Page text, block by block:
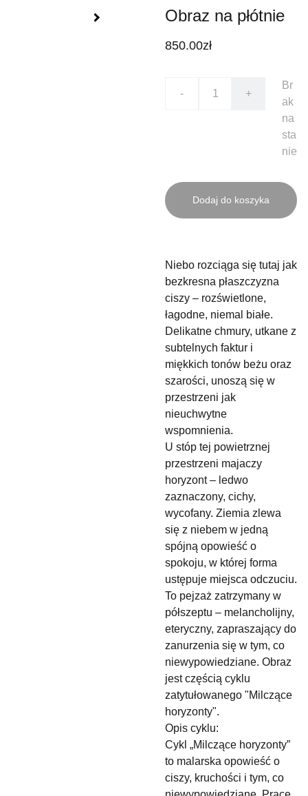
Obraz na płótnie
850.00zł
- +
Br
ak
na
sta
nie
Dodaj do koszyka
Niebo rozciąga się tutaj jak
bezkresna płaszczyzna
ciszy – rozświetlone,
łagodne, niemal białe.
Delikatne chmury, utkane z
subtelnych faktur i
miękkich tonów beżu oraz
szarości, unoszą się w
przestrzeni jak
nieuchwytne
wspomnienia.
U stóp tej powietrznej
przestrzeni majaczy
horyzont – ledwo
zaznaczony, cichy,
wycofany. Ziemia zlewa
się z niebem w jedną
spójną opowieść o
spokoju, w której forma
ustępuje miejsca odczuciu.
To pejzaż zatrzymany w
półszeptu – melancholijny,
eteryczny, zapraszający do
zanurzenia się w tym, co
niewypowiedziane. Obraz
jest częścią cyklu
zatytułowanego "Milczące
horyzonty".
Opis cyklu:
Cykl „Milczące horyzonty”
to malarska opowieść o
ciszy, kruchości i tym, co